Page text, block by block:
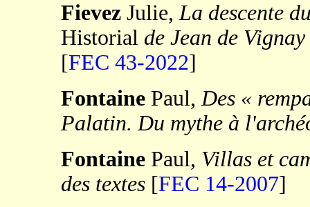
Fievez Julie,La descente
Historial de Jean de
[FEC 43-2022]
Fontaine Paul,Des «
Palatin. Du mythe à
Fontaine Paul, Villas et
des textes [FEC 14-2007]